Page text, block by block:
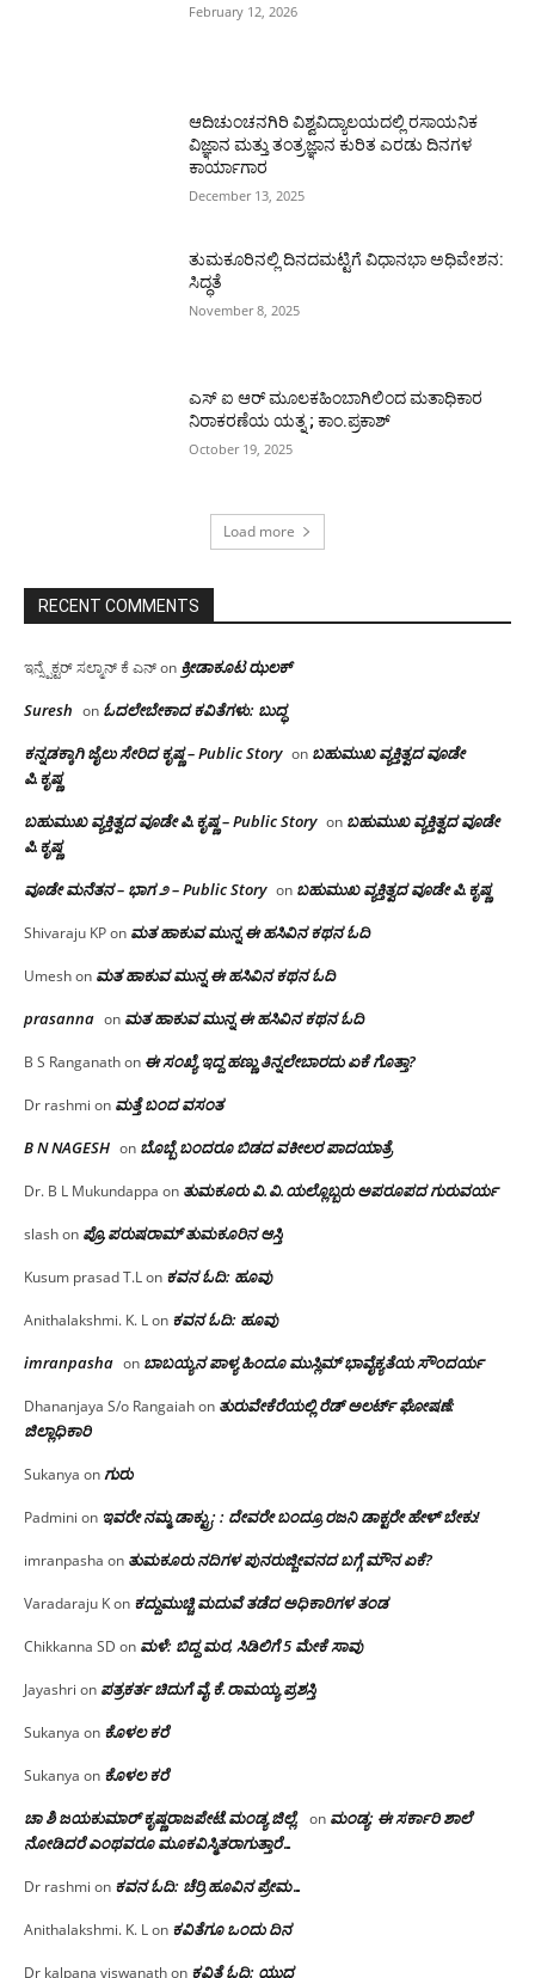
February 12, 2026
ಆದಿಚುಂಚನಗಿರಿ ವಿಶ್ವವಿದ್ಯಾಲಯದಲ್ಲಿ ರಸಾಯನಿಕ
ವಿಜ್ಞಾನ ಮತ್ತು ತಂತ್ರಜ್ಞಾನ ಕುರಿತ ಎರಡು ದಿನಗಳ
ಕಾರ್ಯಾಗಾರ
December 13, 2025
ತುಮಕೂರಿನಲ್ಲಿ ದಿನದಮಟ್ಟಿಗೆ ವಿಧಾನಭಾ ಅಧಿವೇಶನ:
ಸಿದ್ಧತೆ
November 8, 2025
ಎಸ್ ಐ ಆರ್ ಮೂಲಕಹಿಂಬಾಗಿಲಿಂದ ಮತಾಧಿಕಾರ
ನಿರಾಕರಣೆಯ ಯತ್ನ ; ಕಾಂ.ಪ್ರಕಾಶ್
October 19, 2025
Load more
RECENT COMMENTS
ಇನ್ಸ್ಪೆಕ್ಟರ್ ಸಲ್ಮಾನ್ ಕೆ ಎನ್on ಕ್ರೀಡಾಕೂಟ ಝಲಕ್
Suresh on ಓದಲೇಬೇಕಾದ‌ ಕವಿತೆಗಳು: ಬುದ್ಧ
ಕನ್ನಡಕ್ಕಾಗಿ ಜೈಲು ಸೇರಿದ ಕೃಷ್ಣ – Public Story on ಬಹುಮುಖ ವ್ಯಕ್ತಿತ್ವದ ವೂಡೇ
ಪಿ.ಕೃಷ್ಣ
ಬಹುಮುಖ ವ್ಯಕ್ತಿತ್ವದ ವೂಡೇ ಪಿ.ಕೃಷ್ಣ – Public Story on ಬಹುಮುಖ ವ್ಯಕ್ತಿತ್ವದ ವೂಡೇ
ಪಿ.ಕೃಷ್ಣ
ವೂಡೇ ಮನೆತನ – ಭಾಗ ೨ – Public Story on ಬಹುಮುಖ ವ್ಯಕ್ತಿತ್ವದ ವೂಡೇ ಪಿ.ಕೃಷ್ಣ
Shivaraju KPon ಮತ ಹಾಕುವ ಮುನ್ನ ಈ ಹಸಿವಿನ ಕಥನ ಓದಿ
Umeshon ಮತ ಹಾಕುವ ಮುನ್ನ ಈ ಹಸಿವಿನ ಕಥನ ಓದಿ
prasanna on ಮತ ಹಾಕುವ ಮುನ್ನ ಈ ಹಸಿವಿನ ಕಥನ ಓದಿ
B S Ranganathon ಈ ಸಂಖ್ಯೆ ಇದ್ದ ಹಣ್ಣು ತಿನ್ನಲೇಬಾರದು ಏಕೆ ಗೊತ್ತಾ?
Dr rashmi on ಮತ್ತೆ ಬಂದ ವಸಂತ
B N NAGESH on ಬೊಬ್ಬೆ ಬಂದರೂ ಬಿಡದ ವಕೀಲರ ಪಾದಯಾತ್ರೆ
Dr. B L Mukundappa on ತುಮಕೂರು‌ ವಿ.ವಿ.ಯಲ್ಲೊಬ್ಬರು ಅಪರೂಪದ ಗುರುವರ್ಯ
slashon ಪ್ರೊ.ಪರುಷರಾಮ್ ತುಮಕೂರಿನ ಆಸ್ತಿ
Kusum prasad T.Lon ಕವನ ಓದಿ: ಹೂವು
Anithalakshmi. K. Lon ಕವನ ಓದಿ: ಹೂವು
imranpasha on ಬಾಬಯ್ಯನ ಪಾಳ್ಯ ಹಿಂದೂ ಮುಸ್ಲಿಮ್ ಭಾವೈಕ್ಯತೆಯ ಸೌಂದರ್ಯ
Dhananjaya S/o Rangaiahon ತುರುವೇಕೆರೆಯಲ್ಲಿ ರೆಡ್ ಅಲರ್ಟ್ ಘೋಷಣೆ:
ಜಿಲ್ಲಾಧಿಕಾರಿ
Sukanya onಗುರು
Padmini on ಇವರೇ ನಮ್ಮ ಡಾಕ್ಟ್ರು; : ದೇವರೇ ಬಂದ್ರೂ ರಜನಿ ಡಾಕ್ಟರೇ ಹೇಳ್ ಬೇಕು!
imranpasha on ತುಮಕೂರು ನದಿಗಳ ಪುನರುಜ್ಜೀವನದ ಬಗ್ಗೆ ಮೌನ ಏಕೆ?
Varadaraju Kon ಕದ್ದುಮುಚ್ಚಿ ಮದುವೆ ತಡೆದ ಅಧಿಕಾರಿಗಳ ತಂಡ
Chikkanna SD on ಮಳೆ: ಬಿದ್ದ ಮರ, ಸಿಡಿಲಿಗೆ 5 ಮೇಕೆ ಸಾವು
Jayashri on ಪತ್ರಕರ್ತ ಚಿದುಗೆ ವೈ.ಕೆ.ರಾಮಯ್ಯ ಪ್ರಶಸ್ತಿ
Sukanya on ಕೊಳಲ ಕರೆ
Sukanya on ಕೊಳಲ ಕರೆ
ಚಾ ಶಿ ಜಯಕುಮಾರ್ ಕೃಷ್ಣರಾಜಪೇಟೆ.ಮಂಡ್ಯ ಜಿಲ್ಲೆ. on ಮಂಡ್ಯ: ಈ ಸರ್ಕಾರಿ ಶಾಲೆ
ನೋಡಿದರೆ ಎಂಥವರೂ ಮೂಕವಿಸ್ಮಿತರಾಗುತ್ತಾರೆ…
Dr rashmi on ಕವನ ಓದಿ: ಚೆರ್ರಿ ಹೂವಿನ ಪ್ರೇಮ…
Anithalakshmi. K. Lon ಕವಿತೆಗೂ ಒಂದು ದಿನ
Dr kalpana viswanathon ಕವಿತೆ ಓದಿ: ಯುದ್ಧ